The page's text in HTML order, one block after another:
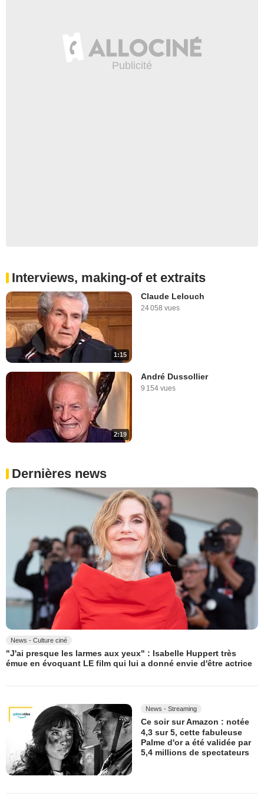
Interviews, making-of et extraits
1:15
Claude Lelouch
24 058 vues
2:19
André Dussollier
9 154 vues
Dernières news
News - Culture ciné
"J'ai presque les larmes aux yeux" : Isabelle Huppert très
émue en évoquant LE film qui lui a donné envie d'être actrice
News - Streaming
Ce soir sur Amazon : notée
4,3 sur 5, cette fabuleuse
Palme d'or a été validée par
5,4 millions de spectateurs